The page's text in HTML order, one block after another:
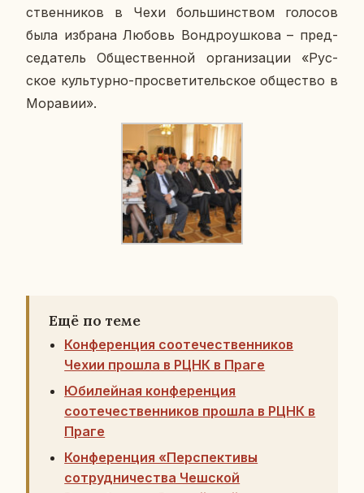
ствен­ни­ков в Чехи боль­шин­ством го­ло­сов
была из­бра­на Любовь Вон­дро­уш­ко­ва – пред­
се­да­тель Об­ще­ствен­ной ор­га­ни­за­ции «Рус­
ское куль­тур­но-про­све­ти­тель­ское об­ще­ство в
Мо­ра­вии».
Ещё по теме
Конференция соотечественников
Чехии прошла в РЦНК в Праге
Юбилейная конференция
соотечественников прошла в РЦНК в
Праге
Конференция «Перспективы
сотрудничества Чешской